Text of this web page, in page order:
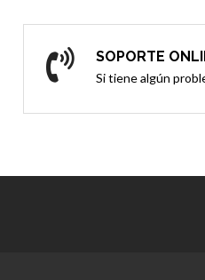
SOPORTE
Si tiene algún